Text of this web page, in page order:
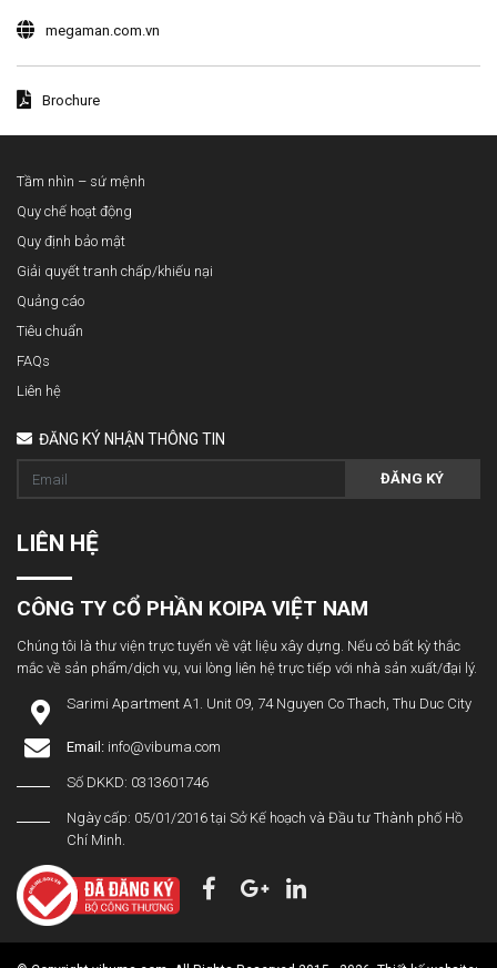
megaman.com.vn
Brochure
Tầm nhìn – sứ mệnh
Quy chế hoạt động
Quy định bảo mật
Giải quyết tranh chấp/khiếu nại
Quảng cáo
Tiêu chuẩn
FAQs
Liên hệ
ĐĂNG KÝ NHẬN THÔNG TIN
ĐĂNG KÝ
LIÊN HỆ
CÔNG TY CỔ PHẦN KOIPA VIỆT NAM
Chúng tôi là thư viện trực tuyến về vật liệu xây dựng. Nếu có bất kỳ thắc
mắc về sản phẩm/dịch vụ, vui lòng liên hệ trực tiếp với nhà sản xuất/đại lý.
Sarimi Apartment A1. Unit 09, 74 Nguyen Co Thach, Thu Duc City
Email: info@vibuma.com
Số DKKD: 0313601746
Ngày cấp: 05/01/2016 tại Sở Kế hoạch và Đầu tư Thành phố Hồ
Chí Minh.